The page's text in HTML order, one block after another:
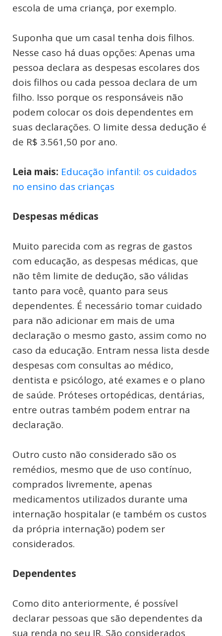
escola de uma criança, por exemplo.
Suponha que um casal tenha dois filhos.
Nesse caso há duas opções: Apenas uma
pessoa declara as despesas escolares dos
dois filhos ou cada pessoa declara de um
filho. Isso porque os responsáveis não
podem colocar os dois dependentes em
suas declarações. O limite dessa dedução é
de R$ 3.561,50 por ano.
Leia mais: Educação infantil: os cuidados
no ensino das crianças
Despesas médicas
Muito parecida com as regras de gastos
com educação, as despesas médicas, que
não têm limite de dedução, são válidas
tanto para você, quanto para seus
dependentes. É necessário tomar cuidado
para não adicionar em mais de uma
declaração o mesmo gasto, assim como no
caso da educação. Entram nessa lista desde
despesas com consultas ao médico,
dentista e psicólogo, até exames e o plano
de saúde. Próteses ortopédicas, dentárias,
entre outras também podem entrar na
declaração.
Outro custo não considerado são os
remédios, mesmo que de uso contínuo,
comprados livremente, apenas
medicamentos utilizados durante uma
internação hospitalar (e também os custos
da própria internação) podem ser
considerados.
Dependentes
Como dito anteriormente, é possível
declarar pessoas que são dependentes da
sua renda no seu IR. São considerados